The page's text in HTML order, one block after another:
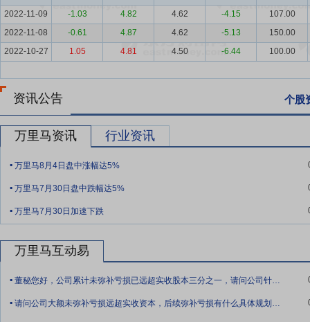
要点4：皮革、毛皮、羽毛及其制品和制鞋业
中国是全球最大的皮具
是由欧美等国家主导，受发展阶段及我国消费观念的影响，市场上的
从手工作坊、简单加工的粗放方式向现代化产业的转型升级，现在基
要点5：品牌优势
万里马品牌已经成为国内较具影响力和认知度的皮
牌已成为公司最核心、最具价值的无形资产。多年的品牌沉淀使公司
一直作为解放军联勤保障部队供应局、武警后勤部物资采购站的在库
强品牌”、“中国著名畅销品牌”、“中国驰名商标”以及军警单位保障和
不同的营销策略。在线下公司通过直营、团购、批发及代理等渠道积
持续稳定增长的前提。
要点7：产品质量优势
公司自成立之初便极为重视产品质量，并顺
GB/T19001-2016/ISO9001：2015质量管理体系等认证，以此标准进
量。公司设立了品质检验部门，按照产品技术标准和客户要求，建立
对外协环节，为保证产品质量，公司主动监督外协加工生产各环节，
求。产成品入库前，质检部门人员将对其进行抽检并出具质检报告，
要点8：研发设计优势
强大的研发设计能力是公司产品领先市场的
2022-11-09 -1.03 4.82 4.62 -4.15
107.00
2022-11-08
-0.61 4.87 4.62 -5.13
150.00
2022-10-27
1.05 4.81 4.50 -6.44 100.00
资讯公告 个股
万里马资讯 行业资讯
. 万里马8月4日盘中涨幅达5%
. 万里马7月30日盘中跌幅达5%
. 万里马7月30日加速下跌
万里马互动易
. 董秘您好，公司累计未弥补亏损已远超实收股本三分之一，请问公司针对大额未弥补亏损有
. 请问公司大额未弥补亏损远超实收资本，后续弥补亏损有什么具体规划，是否考虑减资、资